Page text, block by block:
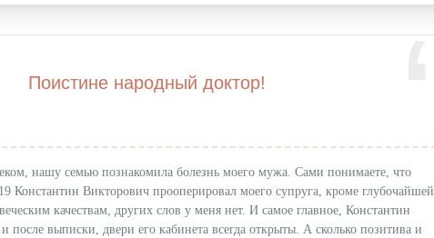
Поистине народный доктор!
нашу семью познакомила болезнь моего мужа. Сами понимаете, что
Константин Викторович прооперировал моего супруга, кроме глубочайшей
качествам, других слов у меня нет. И самое главное, Константин
после выписки, двери его кабинета всегда открыты. А сколько позитива и